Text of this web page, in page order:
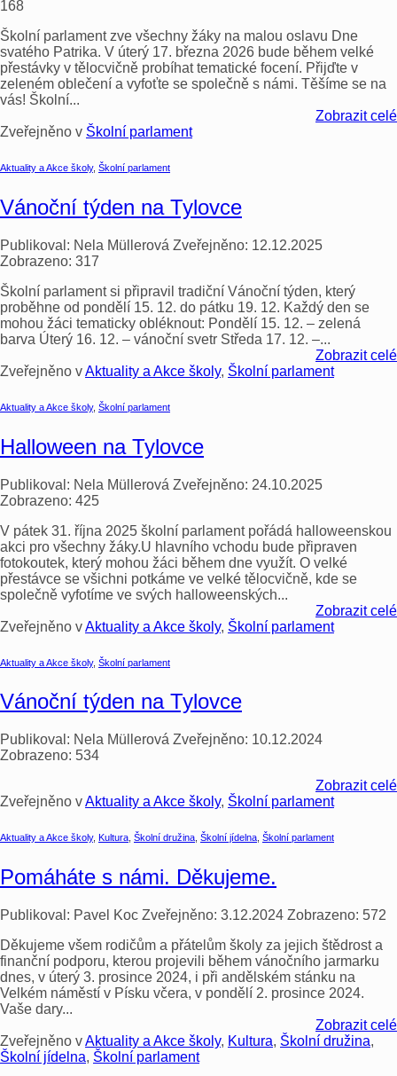
168
Školní parlament zve všechny žáky na malou oslavu Dne
svatého Patrika. V úterý 17. března 2026 bude během velké
přestávky v tělocvičně probíhat tematické focení. Přijďte v
zeleném oblečení a vyfoťte se společně s námi. Těšíme se na
vás! Školní...
Zobrazit celé
Zveřejněno v Školní parlament
Aktuality a Akce školy, Školní parlament
Vánoční týden na Tylovce
Publikoval: Nela Müllerová Zveřejněno: 12.12.2025
Zobrazeno: 317
Školní parlament si připravil tradiční Vánoční týden, který
proběhne od pondělí 15. 12. do pátku 19. 12. Každý den se
mohou žáci tematicky obléknout: Pondělí 15. 12. – zelená
barva Úterý 16. 12. – vánoční svetr Středa 17. 12. –...
Zobrazit celé
Zveřejněno vAktuality a Akce školy, Školní parlament
Aktuality a Akce školy, Školní parlament
Halloween na Tylovce
Publikoval: Nela Müllerová Zveřejněno: 24.10.2025
Zobrazeno: 425
V pátek 31. října 2025 školní parlament pořádá halloweenskou
akci pro všechny žáky.U hlavního vchodu bude připraven
fotokoutek, který mohou žáci během dne využít. O velké
přestávce se všichni potkáme ve velké tělocvičně, kde se
společně vyfotíme ve svých halloweenských...
Zobrazit celé
Zveřejněno vAktuality a Akce školy, Školní parlament
Aktuality a Akce školy, Školní parlament
Vánoční týden na Tylovce
Publikoval: Nela Müllerová Zveřejněno: 10.12.2024
Zobrazeno: 534
Zobrazit celé
Zveřejněno vAktuality a Akce školy, Školní parlament
Aktuality a Akce školy, Kultura Školní družina Školní jídelna Školní parlament
Pomáháte s námi. Děkujeme.
Publikoval: Pavel Koc Zveřejněno: 3.12.2024 Zobrazeno: 572
Děkujeme všem rodičům a přátelům školy za jejich štědrost a
finanční podporu, kterou projevili během vánočního jarmarku
dnes, v úterý 3. prosince 2024, i při andělském stánku na
Velkém náměstí v Písku včera, v pondělí 2. prosince 2024.
Vaše dary...
Zobrazit celé
Zveřejněno vAktuality a Akce školy, Kultura, Školní družina,
Školní jídelna, Školní parlament